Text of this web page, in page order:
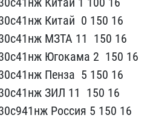
Китай ​ 0 150 16
М​ЗТА 11 ​ 150 16
Югокама 2 ​ 150 16
Пенза ​ 5 150​ 16
ЗИЛ 11 ​ 150 16
Росси​я 5 1​50 16